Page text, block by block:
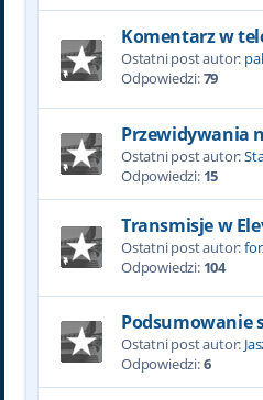
Komentarz w
Ostatni post autor:
Odpowiedzi:79
Przewidywania
Ostatni post autor:
Odpowiedzi: 15
Transmisje w
Ostatni post autor:
Odpowiedzi: 104
Podsumowanie
Ostatni post autor:
Odpowiedzi:6